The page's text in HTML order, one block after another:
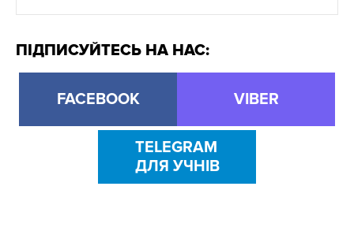
ПІДПИСУЙТЕСЬ НА НАС:
FACEBOOK VIBER
TELEGRAM
ДЛЯ УЧНІВ